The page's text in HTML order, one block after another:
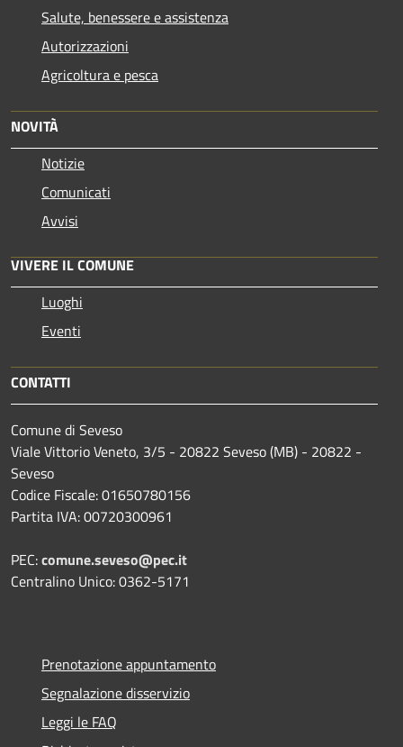
Salute, benessere e assistenza
Autorizzazioni
Agricoltura e pesca
NOVITÀ
Notizie
Comunicati
Avvisi
VIVERE IL COMUNE
Luoghi
Eventi
CONTATTI
Comune di Seveso
Viale Vittorio Veneto, 3/5 - 20822 Seveso (MB) - 20822 -
Seveso
Codice Fiscale: 01650780156
Partita IVA: 00720300961
PEC:comune.seveso@pec.it
Centralino Unico: 0362-5171
Prenotazione appuntamento
Segnalazione disservizio
Leggi le FAQ